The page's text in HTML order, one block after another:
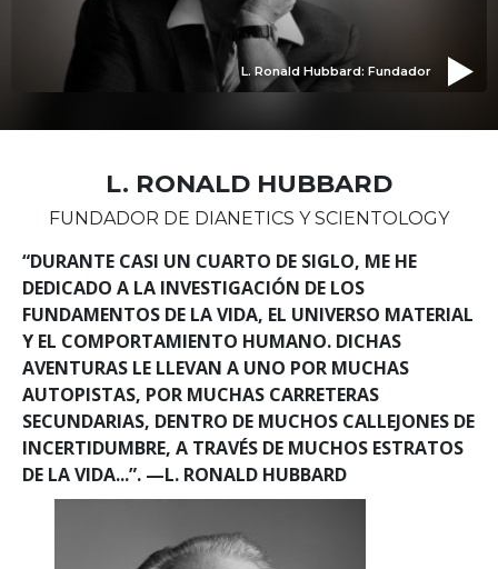
L. Ronald Hubbard: Fundador
L. RONALD HUBBARD
FUNDADOR DE DIANETICS Y SCIENTOLOGY
“DURANTE CASI UN CUARTO DE SIGLO, ME HE
DEDICADO A LA INVESTIGACIÓN DE LOS
FUNDAMENTOS DE LA VIDA, EL UNIVERSO MATERIAL
Y EL COMPORTAMIENTO HUMANO. DICHAS
AVENTURAS LE LLEVAN A UNO POR MUCHAS
AUTOPISTAS, POR MUCHAS CARRETERAS
SECUNDARIAS, DENTRO DE MUCHOS CALLEJONES DE
INCERTIDUMBRE, A TRAVÉS DE MUCHOS ESTRATOS
DE LA VIDA...”. —L. RONALD HUBBARD